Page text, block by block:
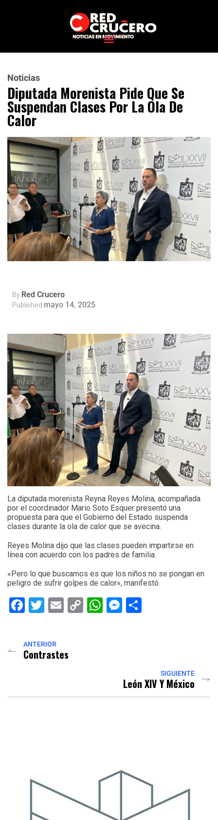
Noticias
Diputada Morenista Pide Que Se
Suspendan Clases Por La Ola De
Calor
By Red Crucero
Published mayo 14, 2025
La diputada morenista Reyna Reyes Molina, acompañada
por el coordinador Mario Soto Esquer presentó una
propuesta para que el Gobierno del Estado suspenda
clases durante la ola de calor que se avecina.
Reyes Molina dijo que las clases pueden impartirse en
línea con acuerdo con los padres de familia.
«Pero lo que buscamos es que los niños no se pongan en
peligro de sufrir golpes de calor», manifestó.
Facebook
Twitter
EmailCopyWhatsApp
Messenger
ANTERIOR
Contrastes
SIGUIENTE
León XIV Y México